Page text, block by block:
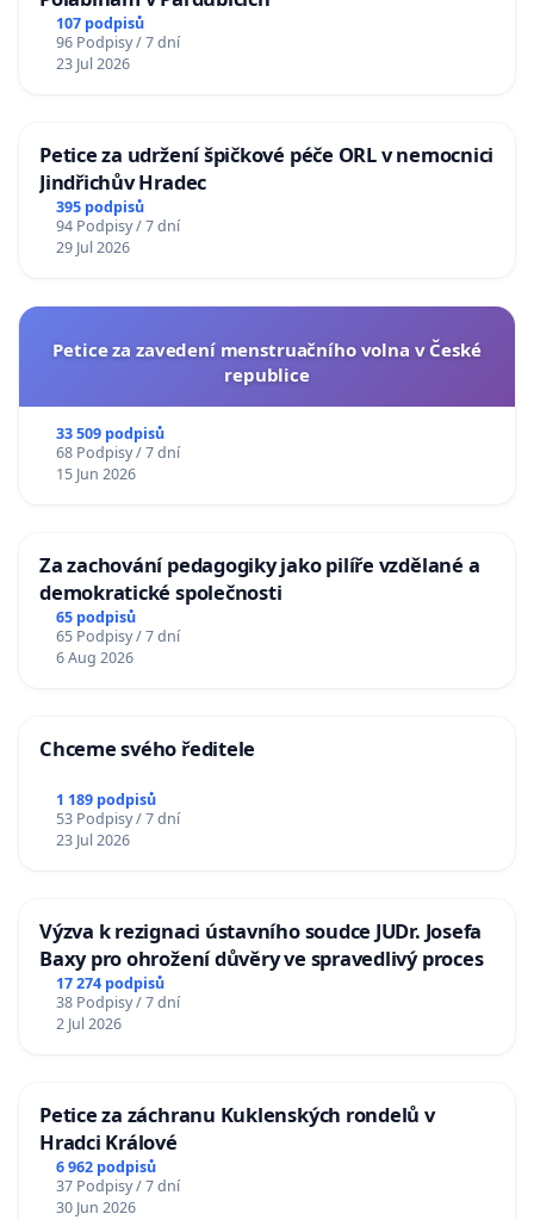
107 podpisů
96 Podpisy / 7 dní
23 Jul 2026
Petice za udržení špičkové péče ORL v nemocnici
Jindřichův Hradec
395 podpisů
94 Podpisy / 7 dní
29 Jul 2026
Petice za zavedení menstruačního volna v České
republice
33 509 podpisů
68 Podpisy / 7 dní
15 Jun 2026
Za zachování pedagogiky jako pilíře vzdělané a
demokratické společnosti
65 podpisů
65 Podpisy / 7 dní
6 Aug 2026
Chceme svého ředitele
1 189 podpisů
53 Podpisy / 7 dní
23 Jul 2026
Výzva k rezignaci ústavního soudce JUDr. Josefa
Baxy pro ohrožení důvěry ve spravedlivý proces
17 274 podpisů
38 Podpisy / 7 dní
2 Jul 2026
Petice za záchranu Kuklenských rondelů v
Hradci Králové
6 962 podpisů
37 Podpisy / 7 dní
30 Jun 2026